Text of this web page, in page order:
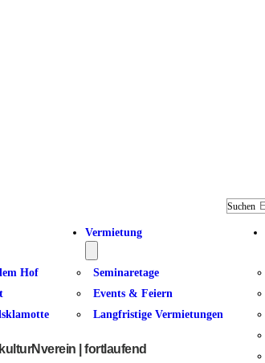
Suchen
Hof
Vermietung
Seminaretage
Events & Feiern
Langfristige Vermietungen
kulturNverein | fortlaufend